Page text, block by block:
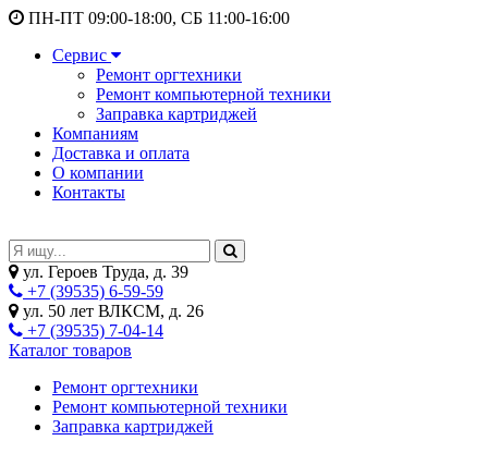
ПН-ПТ 09:00-18:00, СБ 11:00-16:00
Сервис
Ремонт оргтехники
Ремонт компьютерной техники
Заправка картриджей
Компаниям
Доставка и оплата
О компании
Контакты
ул. Героев Труда, д. 39
+7 (39535) 6-59-59
ул. 50 лет ВЛКСМ, д. 26
+7 (39535) 7-04-14
Каталог товаров
Ремонт оргтехники
Ремонт компьютерной техники
Заправка картриджей